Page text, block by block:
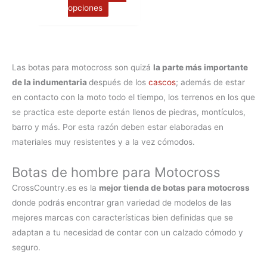
opciones
Las botas para motocross son quizá la parte más importante
de la indumentaria después de los cascos; además de estar
en contacto con la moto todo el tiempo, los terrenos en los que
se practica este deporte están llenos de piedras, montículos,
barro y más. Por esta razón deben estar elaboradas en
materiales muy resistentes y a la vez cómodos.
Botas de hombre para Motocross
CrossCountry.es es la mejor tienda de botas para motocross
donde podrás encontrar gran variedad de modelos de las
mejores marcas con características bien definidas que se
adaptan a tu necesidad de contar con un calzado cómodo y
seguro.